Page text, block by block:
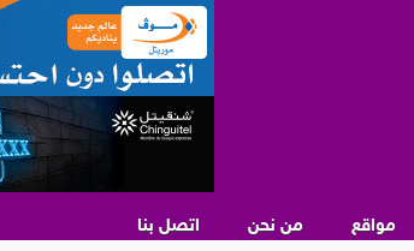
مواقع من نحن اتصل بنا